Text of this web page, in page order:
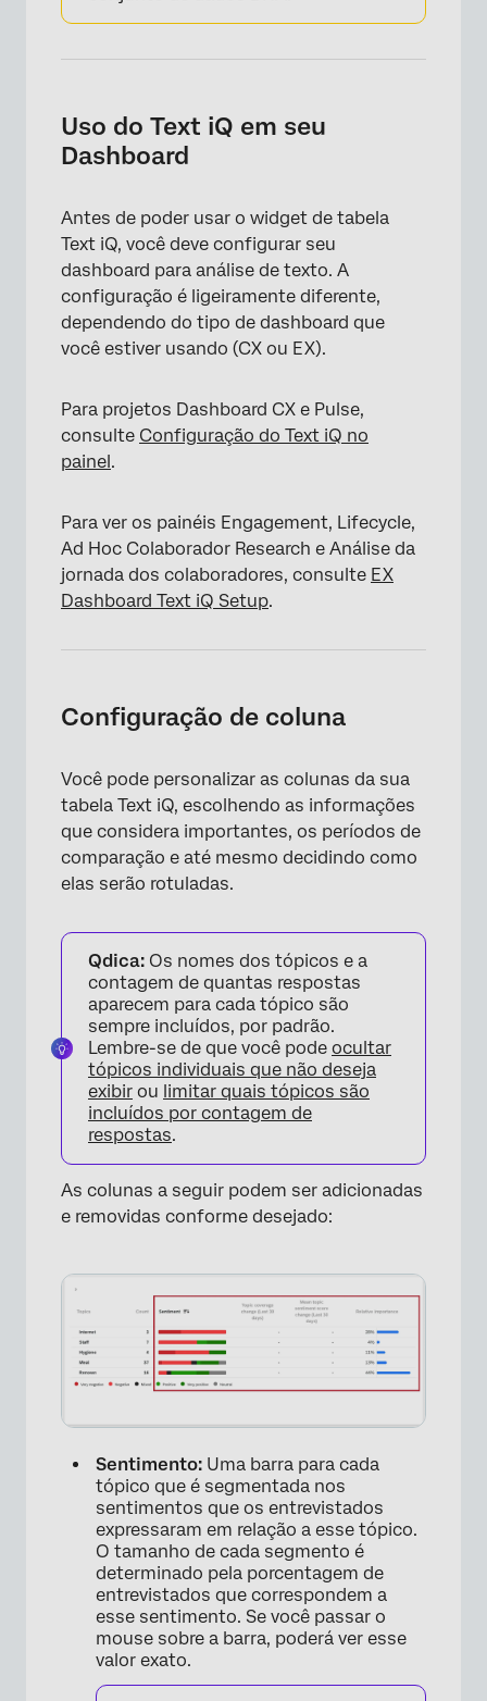
Uso do Text iQ em seu
Dashboard
Antes de poder usar o widget de tabela
Text iQ, você deve configurar seu
dashboard para análise de texto. A
configuração é ligeiramente diferente,
dependendo do tipo de dashboard que
você estiver usando (CX ou EX).
Para projetos Dashboard CX e Pulse,
consulte Configuração do Text iQ no
painel.
Para ver os painéis Engagement, Lifecycle,
Ad Hoc Colaborador Research e Análise da
jornada dos colaboradores, consulte EX
Dashboard Text iQ Setup.
Configuração de coluna
Você pode personalizar as colunas da sua
tabela Text iQ, escolhendo as informações
que considera importantes, os períodos de
comparação e até mesmo decidindo como
elas serão rotuladas.
Qdica: Os nomes dos tópicos e a
contagem de quantas respostas
aparecem para cada tópico são
sempre incluídos, por padrão.
Lembre-se de que você pode ocultar
tópicos individuais que não deseja
exibir ou limitar quais tópicos são
incluídos por contagem de
respostas.
As colunas a seguir podem ser adicionadas
e removidas conforme desejado:
Sentimento: Uma barra para cada
tópico que é segmentada nos
sentimentos que os entrevistados
expressaram em relação a esse tópico.
O tamanho de cada segmento é
determinado pela porcentagem de
entrevistados que correspondem a
esse sentimento. Se você passar o
mouse sobre a barra, poderá ver esse
valor exato.